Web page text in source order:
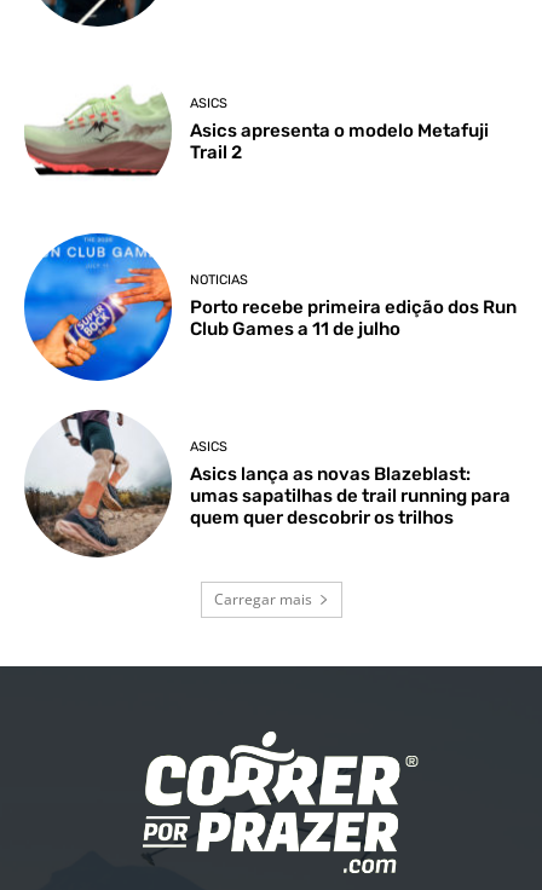
ASICS
Asics apresenta o modelo Metafuji
Trail 2
NOTICIAS
Porto recebe primeira edição dos Run
Club Games a 11 de julho
ASICS
Asics lança as novas Blazeblast:
umas sapatilhas de trail running para
quem quer descobrir os trilhos
Carregar mais